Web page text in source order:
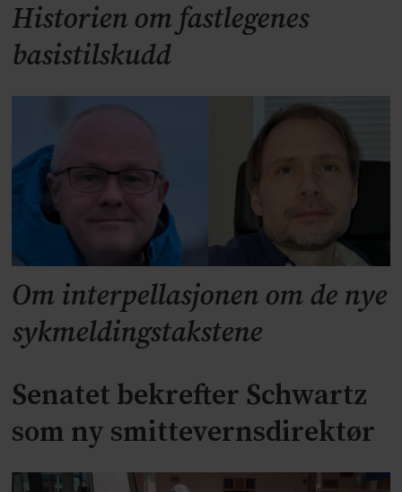
Historien om fastlegenes
basistilskudd
Om interpellasjonen om de nye
sykmeldingstakstene
Senatet bekrefter Schwartz
som ny smittevernsdirektør